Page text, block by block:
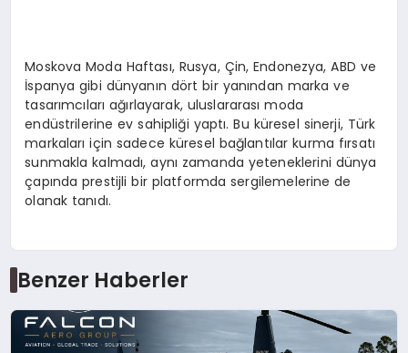
Moskova Moda Haftası, Rusya, Çin, Endonezya, ABD ve
İspanya gibi dünyanın dört bir yanından marka ve
tasarımcıları ağırlayarak, uluslararası moda
endüstrilerine ev sahipliği yaptı. Bu küresel sinerji, Türk
markaları için sadece küresel bağlantılar kurma fırsatı
sunmakla kalmadı, aynı zamanda yeteneklerini dünya
çapında prestijli bir platformda sergilemelerine de
olanak tanıdı.
Benzer Haberler